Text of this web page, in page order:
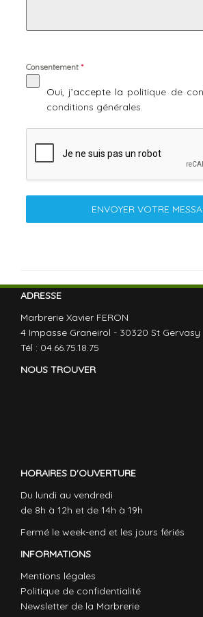
Consentement *
Oui, j’accepte la politique de
conditions générales.
ENVOYER VOTRE
ADRESSE
Marbrerie Xavier FERON
4 Impasse Graneirol - 30320 St Gervasy
Tél : 04.66.75.18.75
NOUS TROUVER
HORAIRES D'OUVERTURE
Du lundi au vendredi
de 8h à 12h et de 14h à 19h
Fermé le week-end et les jours fériés
INFORMATIONS
Mentions légales
Politique de confidentialité
Newsletter de la Marbrerie